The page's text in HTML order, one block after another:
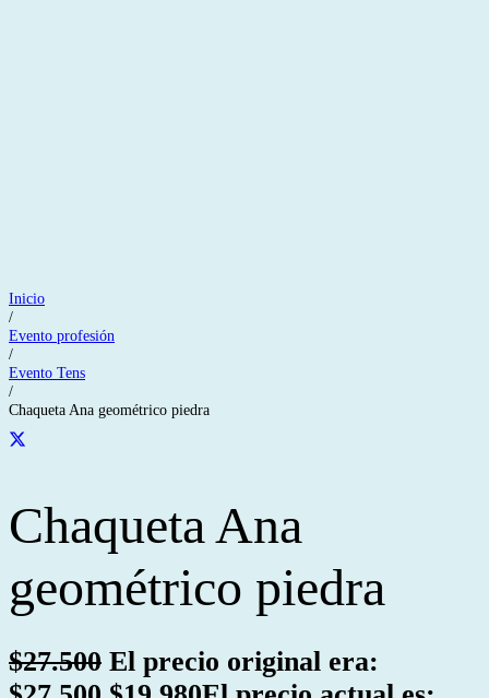
Inicio
/
Evento profesión
/
Evento Tens
/
Chaqueta Ana geométrico piedra
Chaqueta Ana
geométrico piedra
$27.500 El precio original era: